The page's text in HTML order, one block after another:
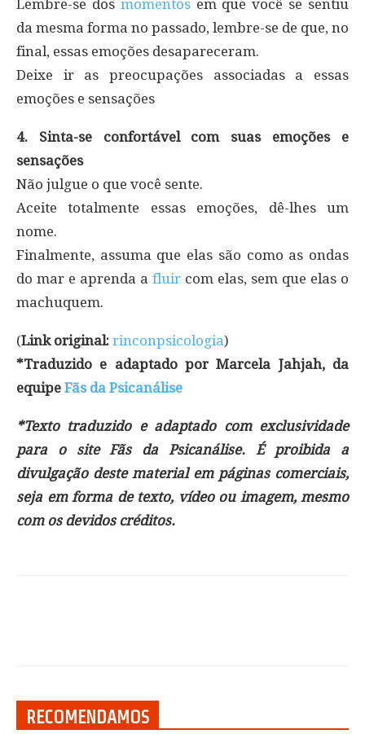
Lembre-se dos momentosem que você se sentiu
da mesma forma no passado, lembre-se de que, no
final, essas emoções desapareceram.
Deixe ir as preocupações associadas a essas
emoções e sensações
4. Sinta-se confortável com suas emoções e
sensações
Não julgue o que você sente.
Aceite totalmente essas emoções, dê-lhes um
nome.
Finalmente, assuma que elas são como as ondas
do mar e aprenda a fluir com elas, sem que elas o
machuquem.
(Link original: rinconpsicologia)
*Traduzido e adaptado por Marcela Jahjah, da
equipe Fãs da Psicanálise
*Texto traduzido e adaptado com exclusividade
para o site Fãs da Psicanálise. É proibida a
divulgação deste material em páginas comerciais,
seja em forma de texto, vídeo ou imagem, mesmo
com os devidos créditos.
RECOMENDAMOS